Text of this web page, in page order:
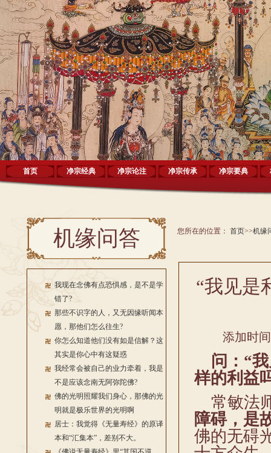
首页 净宗经典 净宗论注 净宗传承 净宗要典
机缘问答
我现在念佛有点恐惧感，是不是学
错了?
那些不识字的人，又无因缘听闻本
愿，那他们怎么往生?
你怎么知道他们没有如是信解？这
其实是你心中有这疑惑
我经常会被自己的业力牵着，我是
不是应该念南无阿弥陀佛?
佛的光明照耀我们身心，那佛的光
明就是极乐世界的光明啊
居士：我觉得《无量寿经》的原译
本和“汇集本”，差别不大。
您所在的位置： 首页>>机缘
“我见是
添加时
问：“我
样的利益
常敏法
障碍，是
佛的无碍